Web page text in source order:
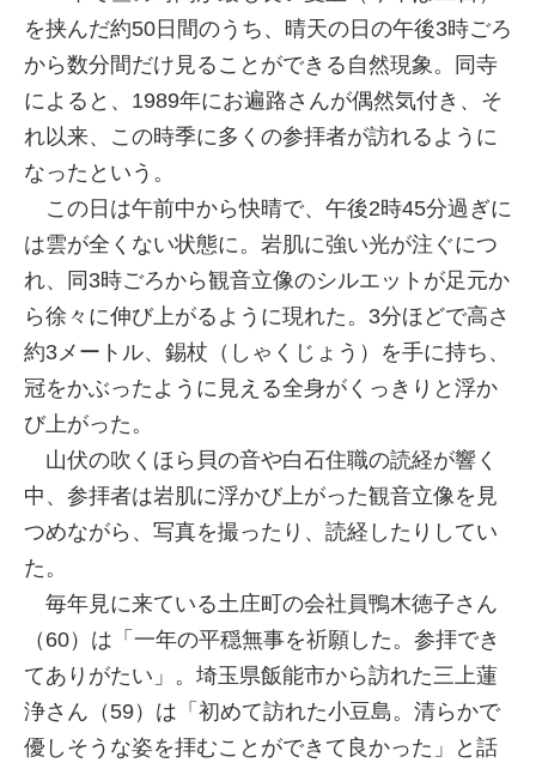
を挟んだ約50日間のうち、晴天の日の午後3時ごろ
から数分間だけ見ることができる自然現象。同寺
によると、1989年にお遍路さんが偶然気付き、そ
れ以来、この時季に多くの参拝者が訪れるように
なったという。
この日は午前中から快晴で、午後2時45分過ぎに
は雲が全くない状態に。岩肌に強い光が注ぐにつ
れ、同3時ごろから観音立像のシルエットが足元か
ら徐々に伸び上がるように現れた。3分ほどで高さ
約3メートル、錫杖（しゃくじょう）を手に持ち、
冠をかぶったように見える全身がくっきりと浮か
び上がった。
山伏の吹くほら貝の音や白石住職の読経が響く
中、参拝者は岩肌に浮かび上がった観音立像を見
つめながら、写真を撮ったり、読経したりしてい
た。
毎年見に来ている土庄町の会社員鴨木徳子さん
（60）は「一年の平穏無事を祈願した。参拝でき
てありがたい」。埼玉県飯能市から訪れた三上蓮
浄さん（59）は「初めて訪れた小豆島。清らかで
優しそうな姿を拝むことができて良かった」と話